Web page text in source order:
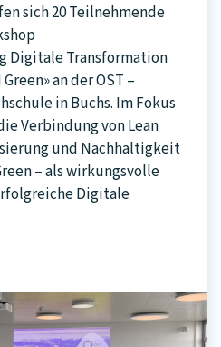
sich 20 Teilnehmende
Digitale Transformation
an der OST –
in Buchs. Im Fokus
Verbindung von Lean
und Nachhaltigkeit
– als wirkungsvolle
Digitale